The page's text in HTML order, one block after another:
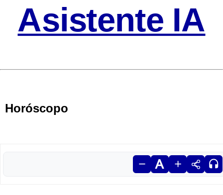
Asistente IA
Horóscopo